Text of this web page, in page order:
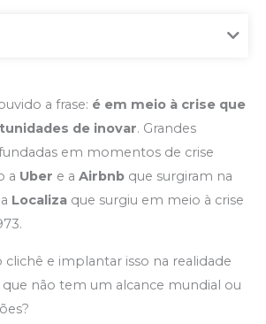
a frase: é em meio à crise que
de inovar. Grandes
em momentos de crise
a Uber e a Airbnb que surgiram na
Localiza que surgiu em meio à crise
clichê e implantar isso na realidade
não tem um alcance mundial ou